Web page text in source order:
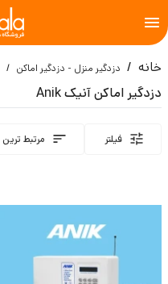
خانه دزدگیر منزل - دزدگیر اماکن
دزدگیر اماکن آنیک Anik
فیلتر مرتبط ترین